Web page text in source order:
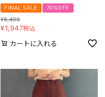
FINAL SALE
70%OFF
¥6,490
¥1,947税込
カートに入れる